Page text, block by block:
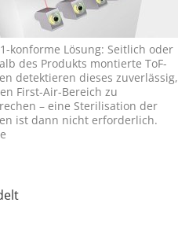
konforme Lösung: Seitlich oder
des Produkts montierte ToF-
detektieren dieses zuverlässig,
First-Air-Bereich zu
– eine Sterilisation der
ist dann nicht erforderlich.